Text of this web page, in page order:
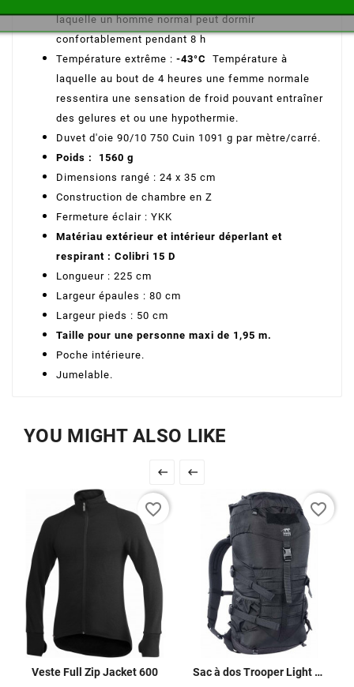
laquelle un homme normal peut dormir
confortablement pendant 8 h
Température extrême : -43°C
Température à
laquelle au bout de 4 heures une femme normale
ressentira une sensation de froid pouvant entraîner
des gelures et ou une hypothermie.
Duvet d'oie 90/10 750 Cuin 1091 g par mètre/carré.
Poids : 1560 g
Dimensions rangé : 24 x 35 cm
Construction de chambre en Z
Fermeture éclair : YKK
Matériau extérieur et intérieur déperlant et
respirant : Colibri 15 D
Longueur : 225 cm
Largeur épaules : 80 cm
Largeur pieds : 50 cm
Taille pour une personne maxi de 1,95 m.
Poche intérieure.
Jumelable.
YOU MIGHT ALSO LIKE
 
Veste Full Zip Jacket 600
favorite_border
Sac à dos Trooper Light Pack 35
favorite_border